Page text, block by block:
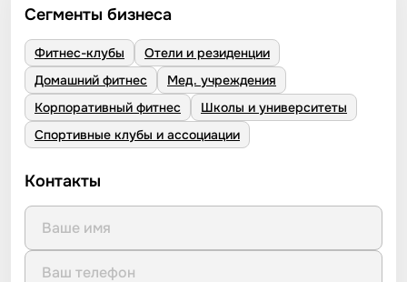
Сегменты бизнеса
Фитнес-клубы
Отели и резиденции
Домашний фитнес
Мед. учреждения
Корпоративный фитнес
Школы и университеты
Спортивные клубы и ассоциации
Контакты